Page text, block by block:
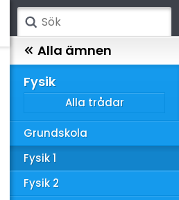
Alla ämnen
Fysik
Alla trådar
Grundskola
Fysik 1
Fysik 2